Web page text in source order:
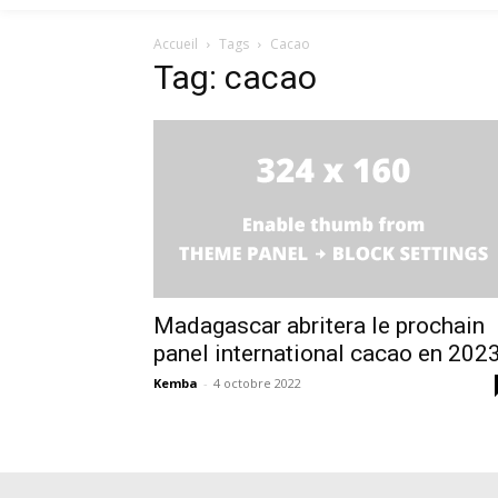
Accueil Tags Cacao
Tag: cacao
Madagascar abritera le prochain
panel international cacao en
Kemba - 4 octobre 2022